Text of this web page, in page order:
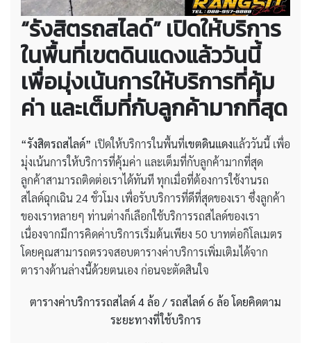
“รังสิตรถสไลด์” เปิดให้บริการ
ในพื้นที่เขตดินแดงแล้ววันนี้
เพื่อมุ่งเน้นการให้บริการที่คุ้ม
ค่า และเต็มที่กับลูกค้ามากที่สุด
“รังสิตรถสไลด์” เปิดให้บริการในพื้นที่เขตดินแดงแล้ววันนี้ เพื่อ
มุ่งเน้นการให้บริการที่คุ้มค่า และเต็มที่กับลูกค้ามากที่สุด
ลูกค้าสามารถติดต่อเราได้ทันที ทุกเมื่อที่ต้องการใช้งานรถ
สไลด์ฉุกเฉิน 24 ชั่วโมง เพื่อรับบริการที่ดีที่สุดของเรา ซึ่งลูกค้า
ของเราหลายๆ ท่านต่างก็เลือกใช้บริการรถสไลด์ของเรา
เนื่องจากมีการคิดค่าบริการเริ่มต้นเพียง 50 บาทต่อกิโลเมตร
โดยคุณสามารถตรวจสอบตารางค่าบริการเพิ่มเติมได้จาก
ตารางด้านล่างนี้ด้วยตนเอง ก่อนจะตัดสินใจ
ตารางค่าบริการรถสไลด์4 ล้อ / รถสไลด์ 6 ล้อ โดยคิดตาม
ระยะทางที่ใช้บริการ